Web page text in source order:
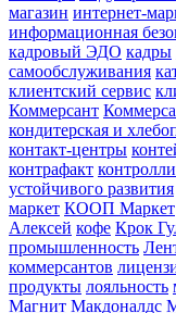
магазин интернет-
информационная
кадровый ЭДО кадры
самообслуживания
клиентский сервис
Коммерсант
кондитерская и
контакт-центры
контрафакт
устойчивого развития
маркет КООП Маркет
Алексей кофе Крок
промышленность
коммерсантов
продукты лояльность
Магнит Макдоналдс